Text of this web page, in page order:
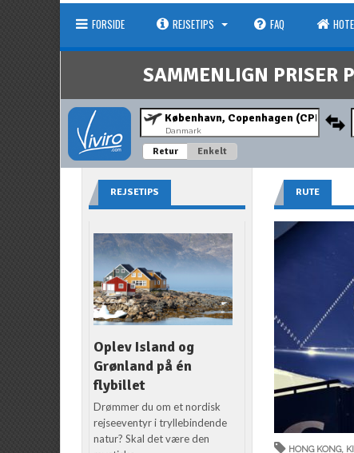
FORSIDE REJSETIPS FAQ
SAMMENLIGN PRISER
Danmark
Retur Enkelt
RUTE
HONG KONG,
REJSETIPS
Oplev Island og
Grønland på én
flybillet
Drømmer du om et nordisk
rejseeventyr i tryllebindende
natur? Skal det være den